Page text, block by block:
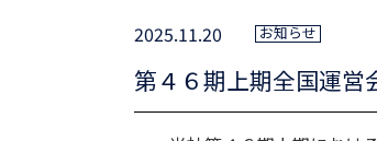
2025.11.20 お知らせ
第４６期上期全国運営